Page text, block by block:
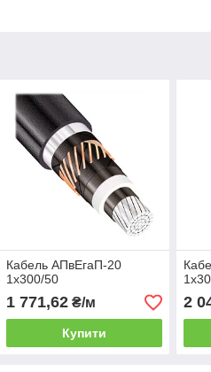
Кабель АПвЕгаП-20
1х300/50
1 771,62₴/м
Купити
2